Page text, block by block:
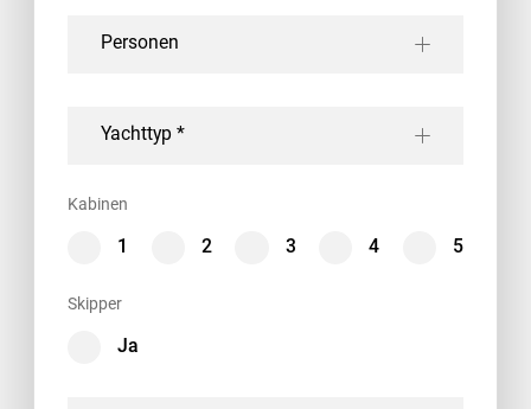
Personen
Yachttyp *
Kabinen
1 2 3 4 5
Skipper
Ja